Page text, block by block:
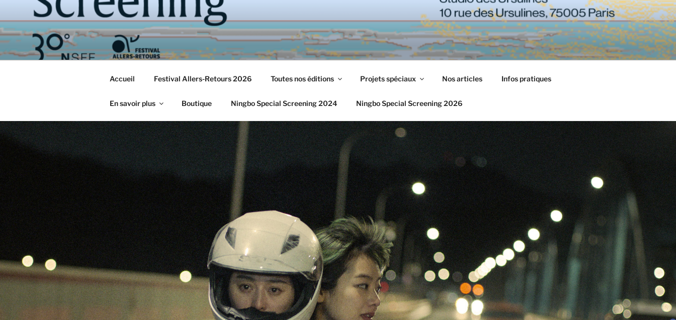
contenu
principal
Accueil Festival Allers-Retours 2026 Toutes nos éditions Projets spéciaux Nos articles Infos pratiques
En savoir plus Boutique Ningbo Special Screening 2024 Ningbo Special Screening 2026